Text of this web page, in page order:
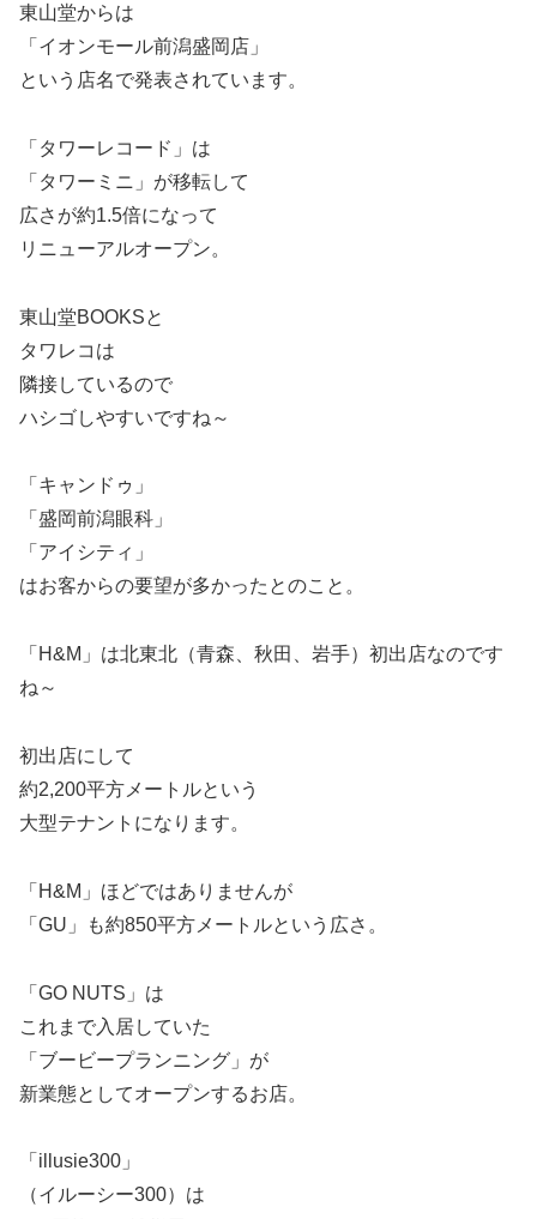
東山堂からは
「イオンモール前潟盛岡店」
という店名で発表されています。
「タワーレコード」は
「タワーミニ」が移転して
広さが約1.5倍になって
リニューアルオープン。
東山堂BOOKSと
タワレコは
隣接しているので
ハシゴしやすいですね～
「キャンドゥ」
「盛岡前潟眼科」
「アイシティ」
はお客からの要望が多かったとのこと。
「H&M」は北東北（青森、秋田、岩手）初出店なのです
ね～
初出店にして
約2,200平方メートルという
大型テナントになります。
「H&M」ほどではありませんが
「GU」も約850平方メートルという広さ。
「GO NUTS」は
これまで入居していた
「ブービープランニング」が
新業態としてオープンするお店。
「illusie300」
（イルーシー300）は